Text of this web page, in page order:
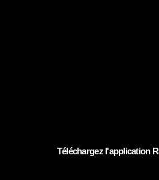
Téléchargez l'application